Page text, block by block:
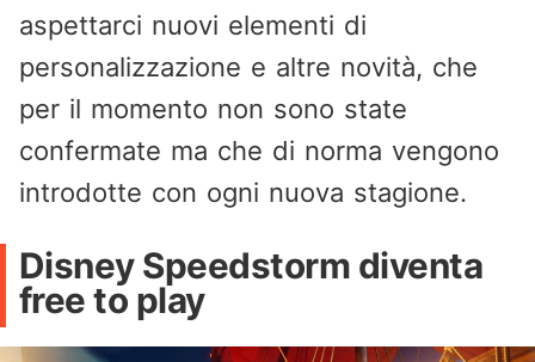
aspettarci nuovi elementi di
personalizzazione e altre novità, che
per il momento non sono state
confermate ma che di norma vengono
introdotte con ogni nuova stagione.
Disney Speedstorm diventa
free to play